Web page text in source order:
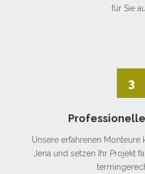
für Sie
3
Unsere erfahrenen Monteure
Jena und setzen Ihr Projekt